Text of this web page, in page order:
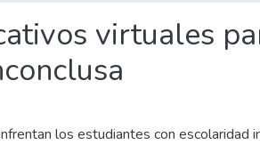
virtuales
los estudiantes con escolaridad